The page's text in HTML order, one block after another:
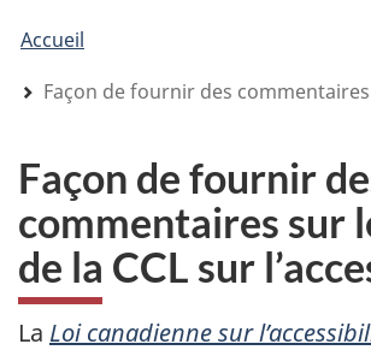
are
here
Accueil
Façon de fournir des commentaires sur le Plan de la
Façon de fournir
commentaires sur
de la CCL sur
La Loi canadienne sur